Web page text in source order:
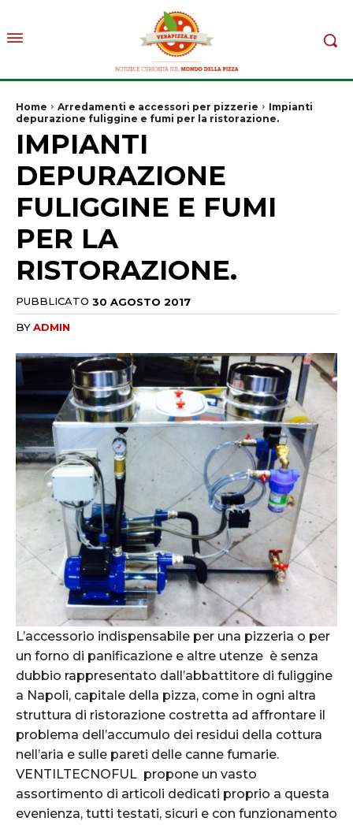
Home Arredamenti e accessori per pizzerie
Impianti
depurazione fuliggine e fumi per la ristorazione.
IMPIANTI
DEPURAZIONE
FULIGGINE E FUMI
PER LA
RISTORAZIONE.
PUBBLICATO 30 AGOSTO 2017
BYADMIN
L’accessorio indispensabile per una pizzeria o per
un forno di panificazione e altre utenze è senza
dubbio rappresentato dall’abbattitore di fuliggine
a Napoli, capitale della pizza, come in ogni altra
struttura di ristorazione costretta ad affrontare il
problema dell’accumulo dei residui della cottura
nell’aria e sulle pareti delle canne fumarie.
VENTILTECNOFUL propone un vasto
assortimento di articoli dedicati proprio a questa
evenienza, tutti testati, sicuri e con funzionamento